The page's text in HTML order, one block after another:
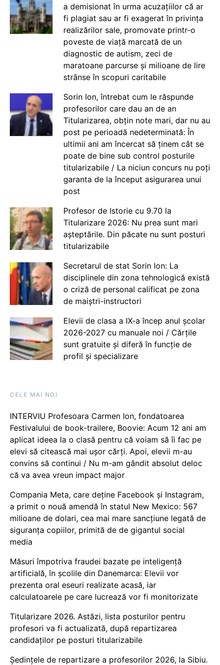
a demisionat în urma acuzațiilor că ar
fi plagiat sau ar fi exagerat în privința
realizărilor sale, promovate printr-o
poveste de viață marcată de un
diagnostic de autism, zeci de
maratoane parcurse și milioane de lire
strânse în scopuri caritabile
Sorin Ion, întrebat cum le răspunde
profesorilor care dau an de an
Titularizarea, obțin note mari, dar nu au
post pe perioadă nedeterminată: În
ultimii ani am încercat să ținem cât se
poate de bine sub control posturile
titularizabile / La niciun concurs nu poți
garanta de la început asigurarea unui
post
Profesor de Istorie cu 9.70 la
Titularizare 2026: Nu prea sunt mari
așteptările. Din păcate nu sunt posturi
titularizabile
Secretarul de stat Sorin Ion: La
disciplinele din zona tehnologică există
o criză de personal calificat pe zona
de maiștri-instructori
Elevii de clasa a IX-a încep anul școlar
2026-2027 cu manuale noi / Cărțile
sunt gratuite și diferă în funcție de
profil și specializare
CELE MAI NOI
INTERVIU Profesoara Carmen Ion, fondatoarea
Festivalului de book-trailere, Boovie: Acum 12 ani am
aplicat ideea la o clasă pentru că voiam să îi fac pe
elevi să citească mai ușor cărți. Apoi, elevii m-au
convins să continui / Nu m-am gândit absolut deloc
că va avea vreun impact major
Compania Meta, care deține Facebook și Instagram,
a primit o nouă amendă în statul New Mexico: 567
milioane de dolari, cea mai mare sancțiune legată de
siguranța copiilor, primită de de gigantul social
media
Măsuri împotriva fraudei bazate pe inteligență
artificială, în școlile din Danemarca: Elevii vor
prezenta oral eseuri realizate acasă, iar
calculatoarele pe care lucrează vor fi monitorizate
Titularizare 2026. Astăzi, lista posturilor pentru
profesori va fi actualizată, după repartizarea
candidaților pe posturi titularizabile
Ședințele de repartizare a profesorilor 2026, la Sibiu.